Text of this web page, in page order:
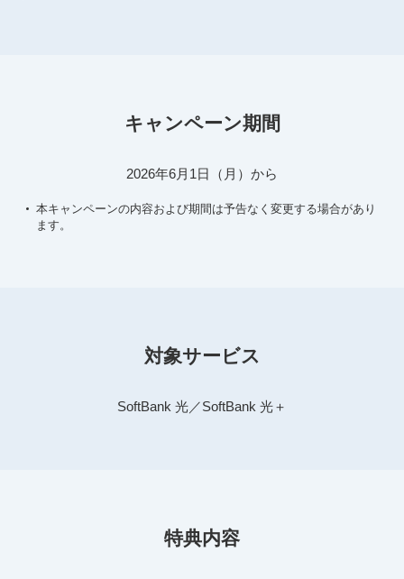
キャンペーン期間
2026年6月1日（月）から
本キャンペーンの内容および期間は予告なく変更する場合があり
ます。
対象サービス
SoftBank 光／SoftBank 光＋
特典内容